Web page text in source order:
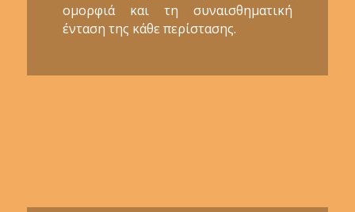
ομορφιά και τη συναισθηματική
ένταση της κάθε περίστασης.